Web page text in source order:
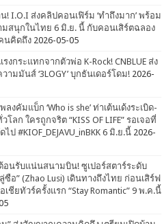
น! I.O.I ส่งคลิปคอนเฟิร์ม ‘ทำถึงมาก’ พร้อม
มสนุกในไทย 6 มิ.ย. นี้ กับคอนเสิร์ตฉลอง
นคิดถึง 2026-05-05
รงกระแทกจากตัวพ่อ K-Rock! CNBLUE ส่ง
มมันส์ ‘3LOGY’ บุกธันเดอร์โดม! 2026-
งคัมแบ็ก ‘Who is she’ ท่าเต้นเด้งระเบิด-
ลก ใครถูกจริต “KISS OF LIFE” รอเจอที่
ป #KIOF_DEJAVU_inBKK 6 มิ.ย.นี้ 2026-
นรับแน่นสนามบิน! ซูเปอร์สตาร์ระดับ
ซือ” (Zhao Lusi) เดินทางถึงไทย ก่อนเสิร์ฟ
เชียทัวร์ครั้งแรก “Stay Romantic” 9 พ.ค.นี้